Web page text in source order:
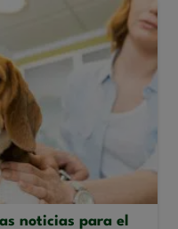
noticias para el